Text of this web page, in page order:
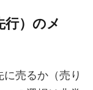
行）のメ
売るか（売り